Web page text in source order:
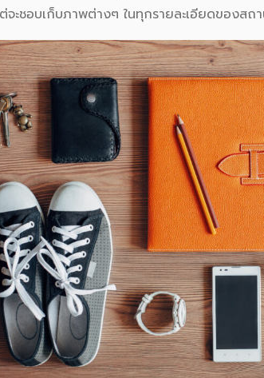
ะชอบเก็บภาพต่างๆ ในทุกรายละเอียดของสถ